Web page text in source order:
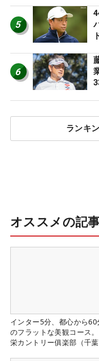
5
6
ランキ
オススメの記
インター5分、都心から60
のフラットな美観コース
栄カントリー俱楽部（千葉